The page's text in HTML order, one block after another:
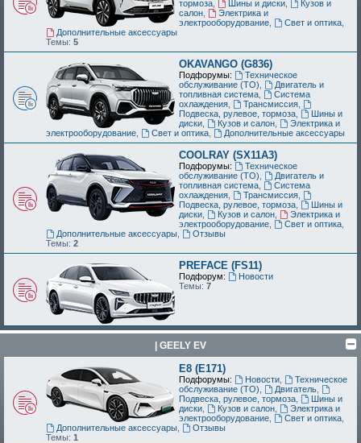
тормоза Шины и диски,
Кузов и
салон
Электрика и
электрооборудование
Свет и оптика,
Дополнительные аксессуары
Темы: 5
OKAVANGO (G836)
Подфорумы:
Техническое
обслуживание (ТО)
Двигатель и
топливная система
Система
охлаждения
Трансмиссия,
Подвеска, рулевое, тормоза
Шины и
диски
Кузов и салон,
Электрика и
электрооборудование
Свет и оптика, Дополнительные аксессуары
COOLRAY (SX11A3)
Подфорумы:
Техническое
обслуживание (ТО)
Двигатель и
топливная система
Система
охлаждения
Трансмиссия,
Подвеска, рулевое, тормоза
Шины и
диски
Кузов и салон,
Электрика и
электрооборудование
Свет и оптика,
Дополнительные аксессуары,
Отзывы
Темы: 2
PREFACE (FS11)
Подфорум:
Новости
Темы: 7
| GEELY EV
E8 (E171)
Подфорумы: Новости,
Техническое
обслуживание (ТО)
Двигатель,
Подвеска, рулевое, тормоза
Шины и
диски
Кузов и салон,
Электрика и
электрооборудование
Свет и оптика,
Дополнительные аксессуары,
Отзывы
Темы: 1